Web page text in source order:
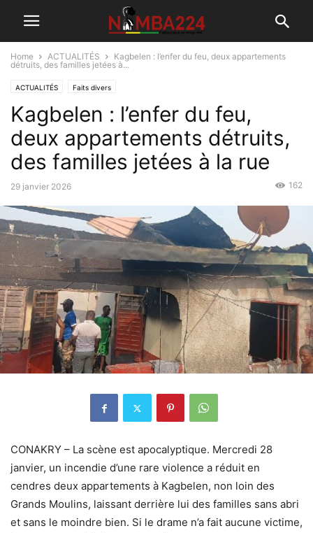
Home ACTUALITÉS
Kagbelen : l’enfer du feu, deux appartements
détruits, des familles jetées à...
ACTUALITÉS Faits divers
Kagbelen : l’enfer du feu,
deux appartements détruits,
des familles jetées à la rue
29 janvier 2026 162
CONAKRY – La scène est apocalyptique. Mercredi 28
janvier, un incendie d’une rare violence a réduit en
cendres deux appartements à Kagbelen, non loin des
Grands Moulins, laissant derrière lui des familles sans abri
et sans le moindre bien. Si le drame n’a fait aucune victime,